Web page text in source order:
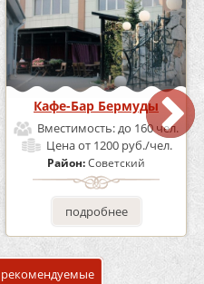
Кафе-Бар Бермуды
Вместимость:до 160 чел.
Ценаот 1200 руб./чел.
Район:Советский
подробнее
рекомендуемые